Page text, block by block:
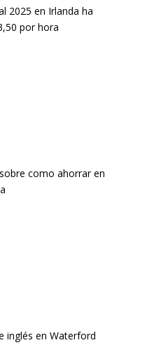
2025 en Irlanda ha
por hora
como ahorrar en
inglés en Waterford